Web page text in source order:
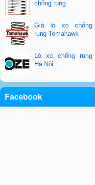
chống rung
Giá lò xo chống
rung Tomahawk
Lò xo chống rung
Hà Nội
Facebook